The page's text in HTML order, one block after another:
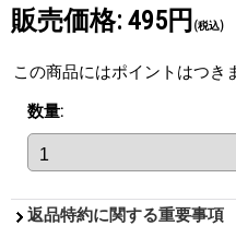
販売価格: 495円 (税込)
この商品にはポイントはつき
数量:
返品特約に関する重要事項